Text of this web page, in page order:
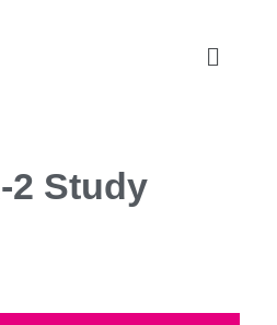
2 Study